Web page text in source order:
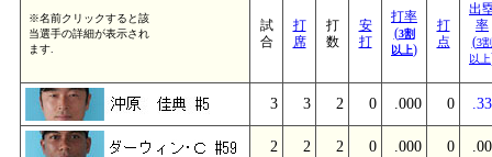
※名前クリックすると該
当選手の詳細が表示され
ます.
試
合
打
席
打
数
安
打
打率
(3割
以上)
打
点
出
率
(3割
以上
3 3 2 0 .000 0
2 2 2 0 .000 0